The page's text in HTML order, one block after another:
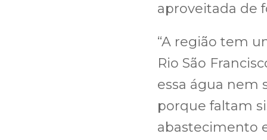
aproveitada de
“A região tem
Rio São
essa água nem
porque faltam
abastecimento